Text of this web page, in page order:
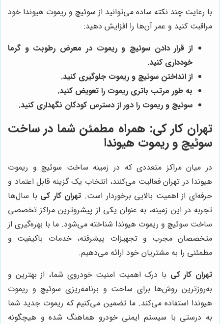
با رعایت چند نکته ساده می‌توانید از سوئیچ و ریموت هیوندا خود
مراقبت کنید و عمر آن‌ها را افزایش دهید:
از قرار دادن سوئیچ و ریموت در معرض رطوبت و گرما
خودداری کنید.
از انداختن سوئیچ و ریموت جلوگیری کنید.
به طور مرتب باتری ریموت را تعویض کنید.
سوئیچ و ریموت را دور از دسترس کودکان نگهداری کنید.
تهران کار کی: همراه مطمئن شما در ساخت
سوئیچ و ریموت هیوندا
در میان مراکز متعددی که در زمینه ساخت سوئیچ و ریموت
هیوندا در تهران فعالیت می‌کنند، انتخاب یک گزینه قابل اعتماد و
حرفه‌ای از اهمیت بالایی برخوردار است. تهران کار کی با سال‌ها
تجربه در این زمینه، به عنوان یکی از پیشروترین مراکز تخصصی
ساخت سوئیچ و ریموت هیوندا شناخته می‌شود. ما با بهره‌گیری از
متخصصان مجرب و تجهیزات پیشرفته، خدمات باکیفیت و
مطمئنی را به مشتریان خود ارائه می‌دهیم.
تهران کار کی با درک اهمیت امنیت خودروی شما، از بهترین و
به‌روزترین روش‌ها برای ساخت و برنامه‌ریزی سوئیچ و ریموت
هیوندا استفاده می‌کند. ما تضمین می‌کنیم که ریموت جدید شما
به درستی با سیستم ایمنی خودرو هماهنگ شده و هیچگونه